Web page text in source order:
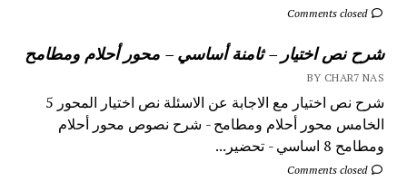
Comments closed
شرح نص اختيار – ثامنة أساسي – محور أحلام ومطامح
BY CHAR7 NAS
شرح نص اختيار مع الاجابة عن الاسئلة نص اختيار المحور 5
الخامس محور أحلام ومطامح - شرح نصوص محور أحلام
ومطامح 8 اساسي - تحضير...
Comments closed